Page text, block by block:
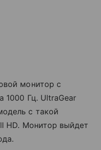
монитор с
1000 Гц. UltraGear
с такой
HD. Монитор выйдет